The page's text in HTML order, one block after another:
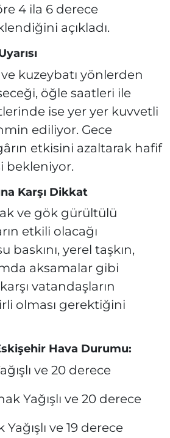
4 ila 6 derece
açıkladı.
kuzeybatı yönlerden
öğle saatleri ile
ise yer yer kuvvetli
ediliyor. Gece
etkisini azaltarak hafif
bekleniyor.
Karşı Dikkat
ve gök gürültülü
etkili olacağı
baskını, yerel taşkın,
aksamalar gibi
vatandaşların
olması gerektiğini
Hava Durumu:
ve 20 derece
Yağışlı ve 20 derece
ve 19 derece